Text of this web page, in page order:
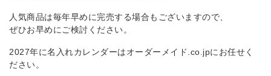
人気商品は毎年早めに完売する場合もございますので、
ぜひお早めにご検討ください。
2027年に名入れカレンダーはオーダーメイド.co.jpにお任せく
ださい。